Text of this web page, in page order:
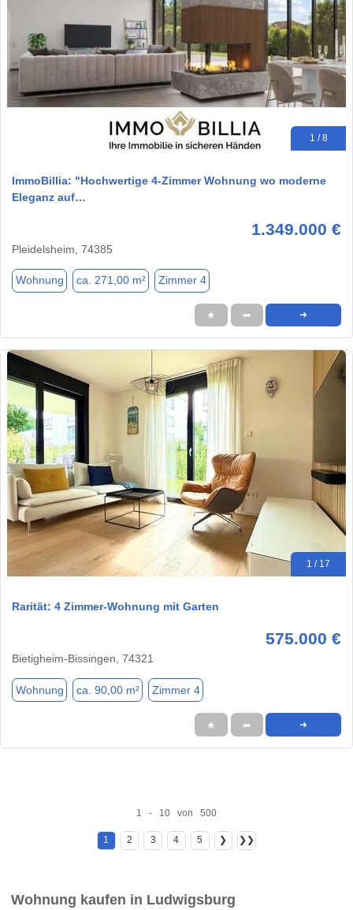
1 / 8
ImmoBillia: "Hochwertige 4-Zimmer Wohnung wo moderne
Eleganz auf…
1.349.000 €
Pleidelsheim, 74385
Wohnung ca. 271,00 m² Zimmer 4
★ ➦ ➜
1 / 17
Rarität: 4 Zimmer-Wohnung mit Garten
575.000 €
Bietigheim-Bissingen, 74321
Wohnung ca. 90,00 m² Zimmer 4
★ ➦ ➜
1 - 10 von 500
1 2 3 4 5 ❯ ❯❯
Wohnung kaufen in Ludwigsburg